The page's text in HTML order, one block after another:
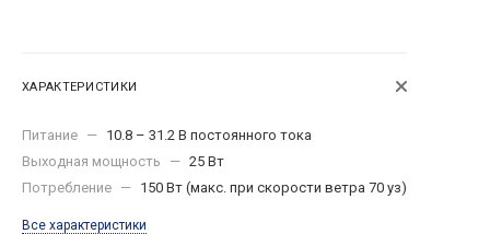
ХАРАКТЕРИСТИКИ
Питание — 10.8 – 31.2 В постоянного тока
Выходная мощность
— 25 Вт
Потребление — 150 Вт (макс. при скорости ветра 70 уз)
Все характеристики